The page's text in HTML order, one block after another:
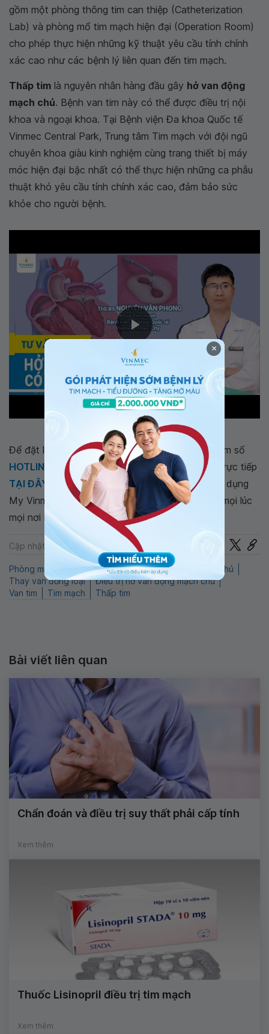
gồm một phòng thông tim can thiệp (Catheterization
Lab) và phòng mổ tim mạch hiện đại (Operation Room)
cho phép thực hiện những kỹ thuật yêu cầu tính chính
xác cao như các bệnh lý liên quan đến tim mạch.
Thấp tim là nguyên nhân hàng đầu gây hở van động
mạch chủ. Bệnh van tim này có thể được điều trị nội
khoa và ngoại khoa. Tại Bệnh viện Đa khoa Quốc tế
Vinmec Central Park, Trung tâm Tim mạch với đội ngũ
chuyên khoa giàu kinh nghiệm cùng trang thiết bị máy
móc hiện đại bậc nhất có thể thực hiện những ca phẫu
thuật khó yêu cầu tính chính xác cao, đảm bảo sức
khỏe cho người bệnh.
Hở van tim nhẹ có cần điều trị?
Để đặt lịch khám tại viện, Quý khách vui lòng bấm số
HOTLINE
, đặt muaGÓI DỊCH VỤhoặc đặt lịch trực tiếp
TẠI ĐÂY
. Tải và đặt lịch khám tự động trên ứng dụng
My Vinmec để quản lý, theo dõi lịch và đặt hẹn mọi lúc
mọi nơi ngay trên ứng dụng.
Cập nhật: 22-07-2024
Phòng mổ Hybrid hở van tim
Sửa van động mạch chủ
Thay van đồng loại
Điều trị hở van động mạch chủ
Van tim
Tim mạch Thấp tim
Bài viết liên quan
Chẩn đoán và điều trị suy thất phải cấp tính
Xem thêm
Thuốc Lisinopril điều trị tim mạch
Xem thêm
×